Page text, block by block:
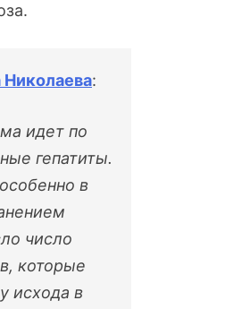
Николаева:
идет по
гепатиты.
в
число
которые
исхода в